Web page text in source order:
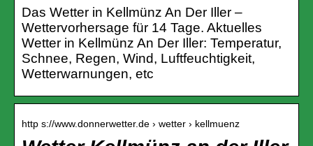
Das Wetter in Kellmünz An Der Iller –
Wettervorhersage für 14 Tage. Aktuelles
Wetter in Kellmünz An Der Iller: Temperatur,
Schnee, Regen, Wind, Luftfeuchtigkeit,
Wetterwarnungen, etc
http s://www.donnerwetter.de › wetter › kellmuenz